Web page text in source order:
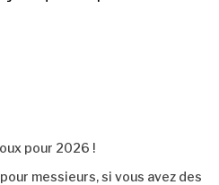
pour 2026 !
messieurs, si vous avez des